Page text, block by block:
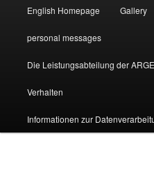
English Homepage Gallery
personal messages
Die Leistungsabteilung der
Verhalten
Informationen zur